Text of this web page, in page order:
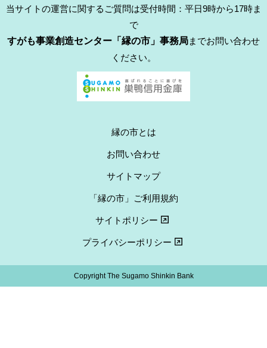
当サイトの運営に関するご質問は受付時間：平日9時から17時ま
で
すがも事業創造センター「縁の市」事務局までお問い合わせ
ください。
縁の市とは
お問い合わせ
サイトマップ
「縁の市」ご利用規約
サイトポリシー
プライバシーポリシー
Copyright The Sugamo Shinkin Bank